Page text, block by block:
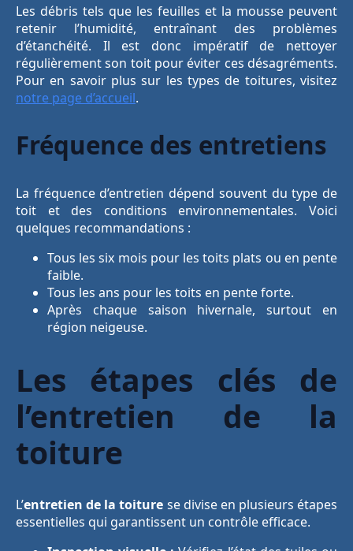
Les débris tels que les feuilles et la mousse peuvent
retenir l’humidité, entraînant des problèmes
d’étanchéité. Il est donc impératif de nettoyer
régulièrement son toit pour éviter ces désagréments.
Pour en savoir plus sur les types de toitures, visitez
notre page d’accueil.
Fréquence des entretiens
La fréquence d’entretien dépend souvent du type de
toit et des conditions environnementales. Voici
quelques recommandations :
Tous les six mois pour les toits plats ou en pente
faible.
Tous les ans pour les toits en pente forte.
Après chaque saison hivernale, surtout en
région neigeuse.
Les étapes clés de
l’entretien de la
toiture
L’entretien de la toiture se divise en plusieurs étapes
essentielles qui garantissent un contrôle efficace.